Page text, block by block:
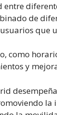
de
que
como
y
la